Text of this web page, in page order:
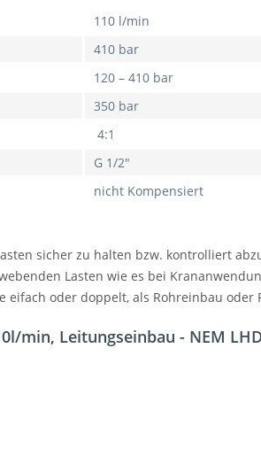
110 l/min
410 bar
120 – 410 bar
350 bar
4:1
G 1/2"
nicht Kompensiert
sicher zu halten bzw. kontrolliert
Lasten wie es bei
oder doppelt, als Rohreinbau oder
min, Leitungseinbau - NEM